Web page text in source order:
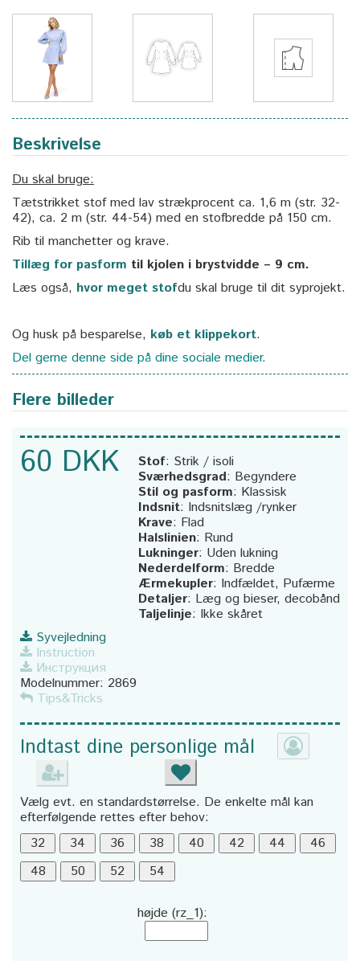
Beskrivelse
Du skal bruge:
Tætstrikket stof med lav strækprocent ca. 1,6 m (str. 32-
42), ca. 2 m (str. 44-54) med en stofbredde på 150 cm.
Rib til manchetter og krave.
Tillæg for pasform til kjolen i brystvidde – 9 cm.
Læs også, hvor meget stofdu skal bruge til dit syprojekt.
Og husk på besparelse, køb et klippekort.
Del gerne denne side på dine sociale medier.
Flere billeder
60 DKK Stof: Strik / isoli
Sværhedsgrad: Begyndere
Stil og pasform: Klassisk
Indsnit: Indsnitslæg /rynker
Krave: Flad
Halslinien: Rund
Lukninger: Uden lukning
Nederdelform: Bredde
Ærmekupler: Indfældet, Pufærme
Detaljer: Læg og bieser, decobånd
Taljelinje: Ikke skåret
Syvejledning
Instruction
Инструкция
Modelnummer: 2869
Tips&Tricks
Indtast dine personlige mål
Vælg evt. en standardstørrelse. De enkelte mål kan
efterfølgende rettes efter behov:
højde (rz_1):